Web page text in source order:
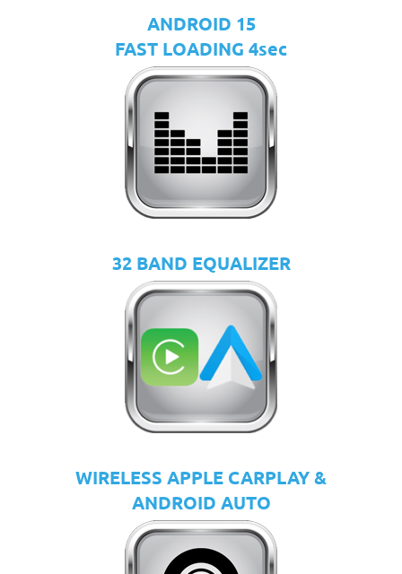
ANDROID 15
FAST LOADING 4sec
32 BAND EQUALIZER
WIRELESS APPLE CARPLAY &
ANDROID AUTO